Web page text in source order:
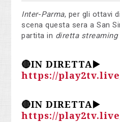
Inter-Parma, per gli ottavi
scena questa sera a San
partita in diretta streaming
🔴IN DIRETTA▶️
https://
🔴IN DIRETTA▶️
https://